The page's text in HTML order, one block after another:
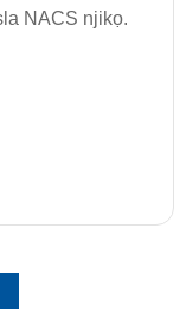
NACS njikọ.